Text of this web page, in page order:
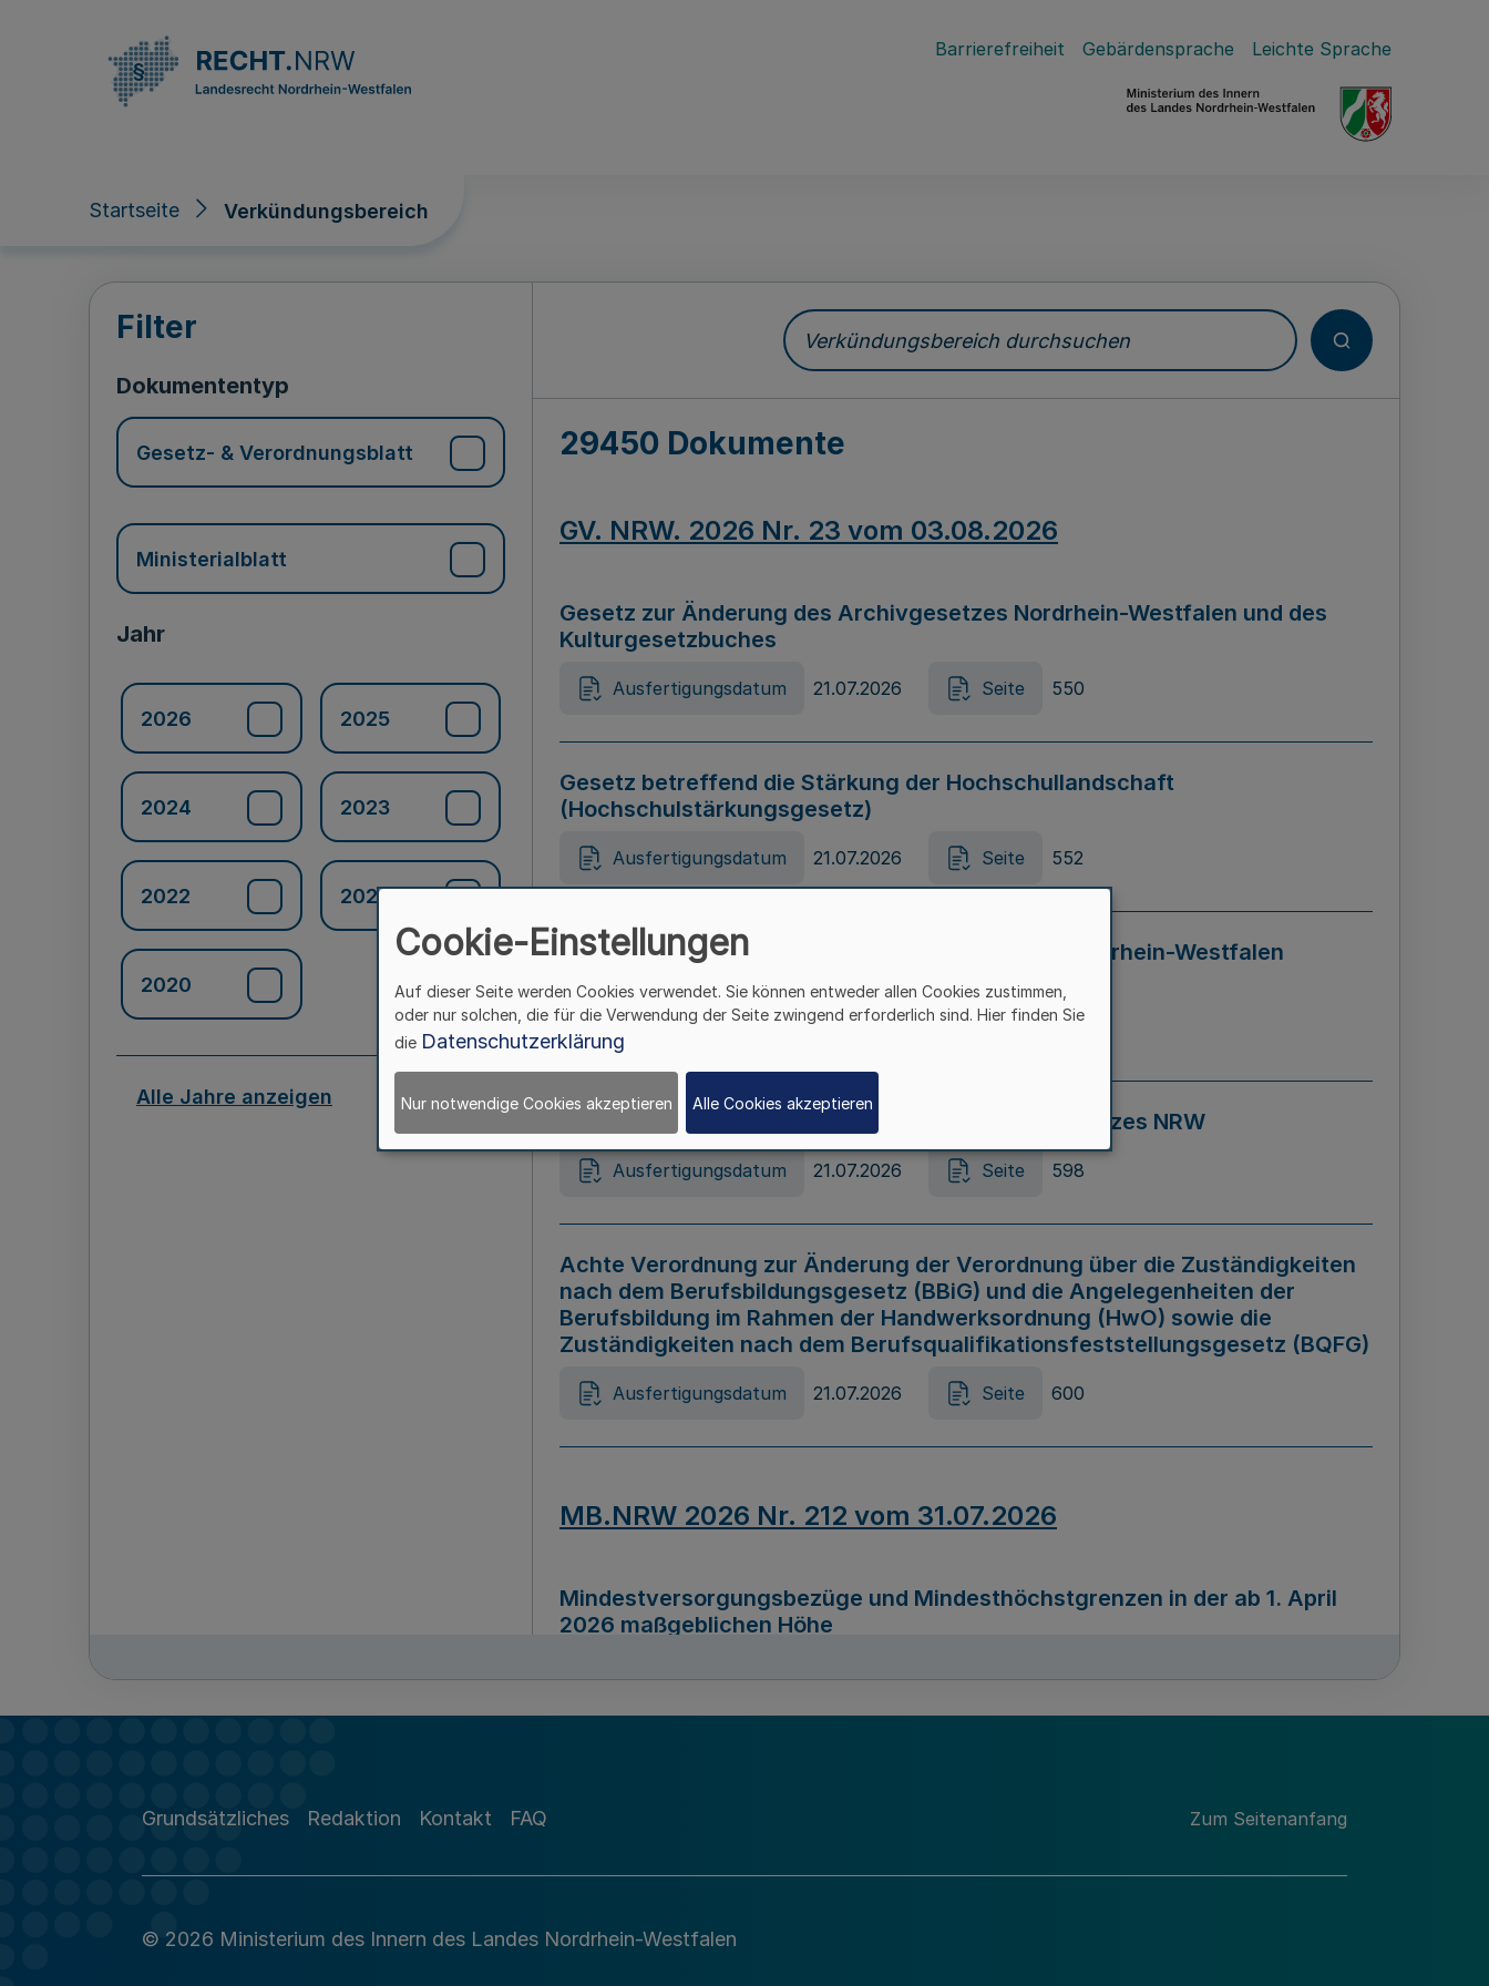
Barrierefreiheit Gebärdensprache Leichte Sprache
Startseite Verkündungsbereich
Verkündungsbereich
Filter
Dokumententyp
Gesetz- & Verordnungsblatt
Ministerialblatt
Jahr
2026 2025
2024 2023
2022 2021
2020
Alle Jahre anzeigen
Verkündungsbereich durchsuchen
29450 Dokumente
GV. NRW. 2026 Nr. 23 vom 03.08.2026
Gesetz zur Änderung des Archivgesetzes Nordrhein-Westfalen und des
Kulturgesetzbuches
Ausfertigungsdatum 21.07.2026 Seite 550
Gesetz betreffend die Stärkung der Hochschullandschaft
(Hochschulstärkungsgesetz)
Ausfertigungsdatum 21.07.2026 Seite 552
Gesetz zur Vermeidung von Diskriminierung in Nordrhein-Westfalen
(Landesantidiskriminierungsgesetz – LADG NRW)
Ausfertigungsdatum 21.07.2026 Seite 595
Gesetz zur Änderung des Online-Casinospiel Gesetzes NRW
Ausfertigungsdatum 21.07.2026 Seite 598
Achte Verordnung zur Änderung der Verordnung über die Zuständigkeiten
nach dem Berufsbildungsgesetz (BBiG) und die Angelegenheiten der
Berufsbildung im Rahmen der Handwerksordnung (HwO) sowie die
Zuständigkeiten nach dem Berufsqualifikationsfeststellungsgesetz (BQFG)
Ausfertigungsdatum 21.07.2026 Seite 600
MB.NRW 2026 Nr. 212 vom 31.07.2026
Mindestversorgungsbezüge und Mindesthöchstgrenzen in der ab 1. April
2026 maßgeblichen Höhe
Richtlinie zur Durchführung des Förderprogramms „Mittelstand Innovativ &
Grundsätzliches Redaktion Kontakt FAQ Zum Seitenanfang
© 2026 Ministerium des Innern des Landes Nordrhein-Westfalen
Cookie-Einstellungen
Auf dieser Seite werden Cookies verwendet. Sie können entweder allen Cookies zustimmen,
oder nur solchen, die für die Verwendung der Seite zwingend erforderlich sind. Hier finden Sie
die Datenschutzerklärung
Nur notwendige Cookies akzeptieren Alle Cookies akzeptieren